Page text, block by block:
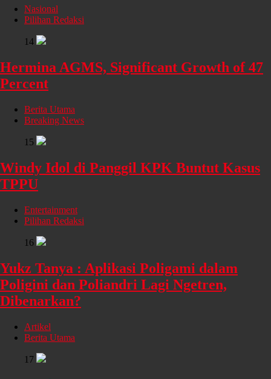
Nasional
Pilihan Redaksi
14
Hermina AGMS, Significant Growth of 47
Percent
Berita Utama
Breaking News
15
Windy Idol di Panggil KPK Buntut Kasus
TPPU
Entertainment
Pilihan Redaksi
16
Yukz Tanya : Aplikasi Poligami dalam
Poligini dan Poliandri Lagi Ngetren,
Dibenarkan?
Artikel
Berita Utama
17